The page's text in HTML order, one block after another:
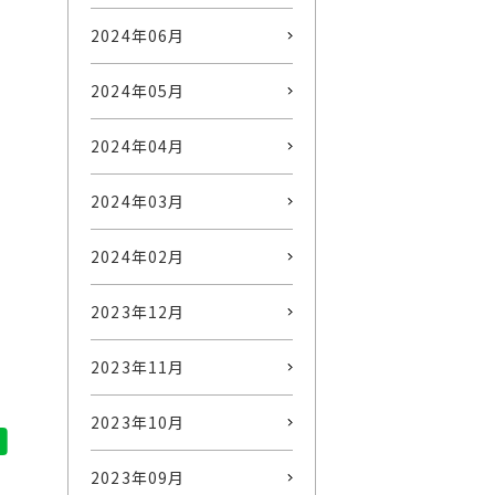
2024年06月
2024年05月
2024年04月
2024年03月
2024年02月
2023年12月
2023年11月
2023年10月
2023年09月